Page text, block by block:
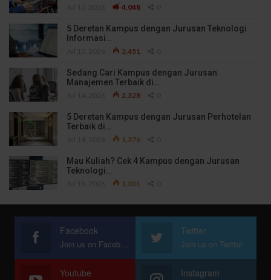
4,048
5 Deretan Kampus dengan Jurusan Teknologi
Informasi…
3,451
Sedang Cari Kampus dengan Jurusan
Manajemen Terbaik di…
2,328
5 Deretan Kampus dengan Jurusan Perhotelan
Terbaik di…
1,376
Mau Kuliah? Cek 4 Kampus dengan Jurusan
Teknologi…
1,301
Facebook
Join us on Facebook
Twitter
Join us on Twitter
Youtube Instagram